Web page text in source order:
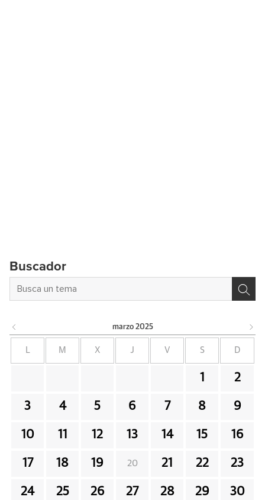
Buscador
marzo 2025
M X J V S D
1 2
3 4 5 6 7 8 9
10 11 12 13 14 15 16
17 18 19 20 21 22 23
24 25 26 27 28 29 30